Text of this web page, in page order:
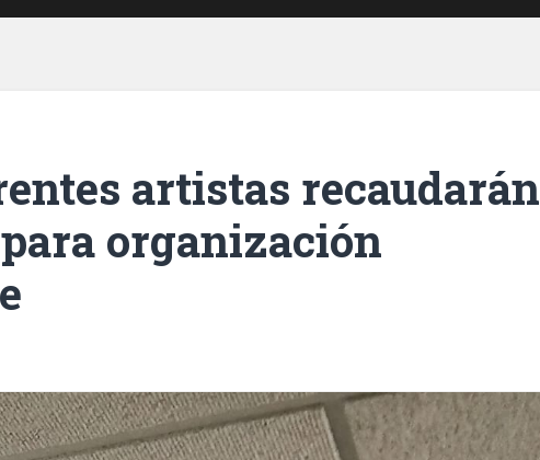
artistas recaudarán
organización